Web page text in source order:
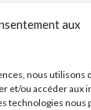
aux
nous utilisons
et/ou accéder aux
technologies
Voir
!